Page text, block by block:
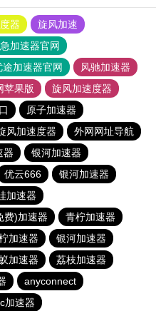
器
旋风加速
加速器官网
途加速器官网
风驰加速器
苹果版
旋风加速度器
原子加速器
风加速度器
外网网址导航
器
银河加速器
优云666
银河加速器
加速器
费)加速器
青柠加速器
加速器
银河加速器
加速器
荔枝加速器
anyconnect
加速器